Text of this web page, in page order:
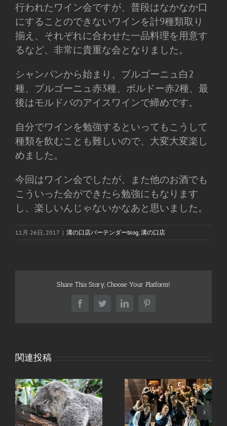
行われたワイン会ですが、普段はなかなか口
にすることのできないワインを計9種類取り
揃え、それぞれに合わせた一品料理を用意す
るなど、非常に貴重な会となりました。
シャンパンから始まり、ブルゴーニュ白2
種、ブルゴーニュ赤3種、ボルドー赤2種、最
後はモルドバのアイスワインで締めです。
自分でワインを勉強するといってもこうして
種類を飲むことも難しいので、大変大変楽し
めました。
今回はワイン会でしたが、また他のお酒でも
こういった会ができたら勉強にもなります
し、楽しいんじゃないかなあと思いました。
11月 26日, 2017 | 溝の口店バーテンダーblog, 溝の口店
Share This Story, Choose Your Platform!
FacebookTwitterLinkedInPinterest
関連投稿
退職のご挨拶 – 杵築
I.W.ハーパー12年キャ
ンペーンを開催中-全